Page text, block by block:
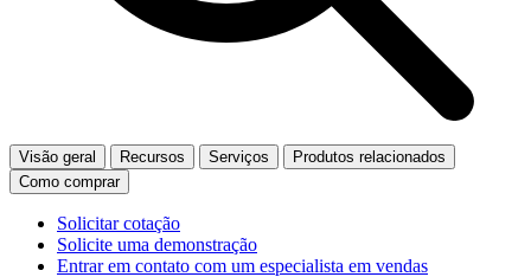
Visão geral Recursos Serviços
Produtos relacionados
Como comprar
Solicitar cotação
Solicite uma demonstração
Entrar em contato com um especialista em vendas